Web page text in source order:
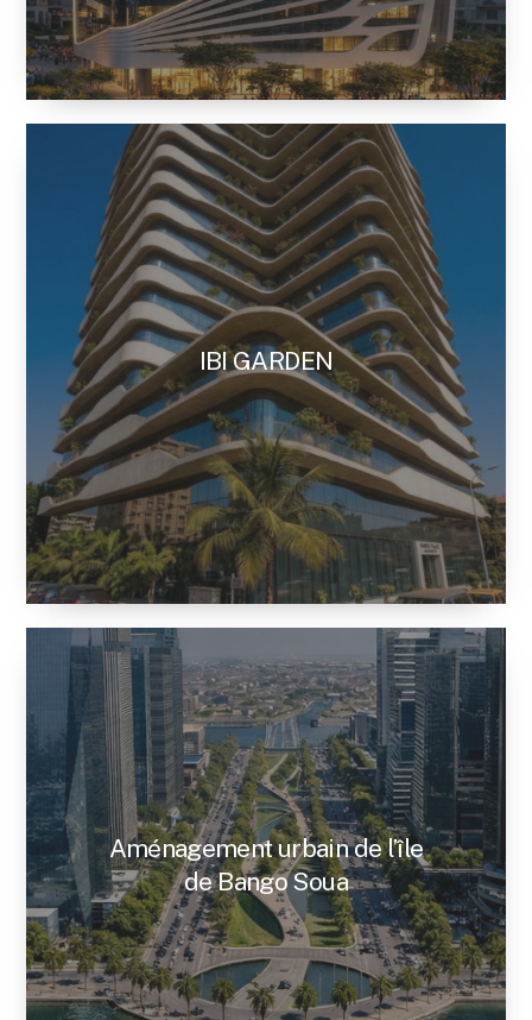
IBI GARDEN
Aménagement urbain de l’île
de Bango Soua